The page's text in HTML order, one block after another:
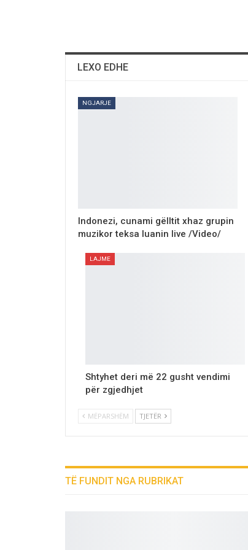
LEXO EDHE
NGJARJE
Indonezi, cunami gёlltit xhaz grupin
muzikor teksa luanin live /Video/
LAJME
Shtyhet deri më 22 gusht vendimi
për zgjedhjet
MËPARSHËM TJETËR
TË FUNDIT NGA RUBRIKAT